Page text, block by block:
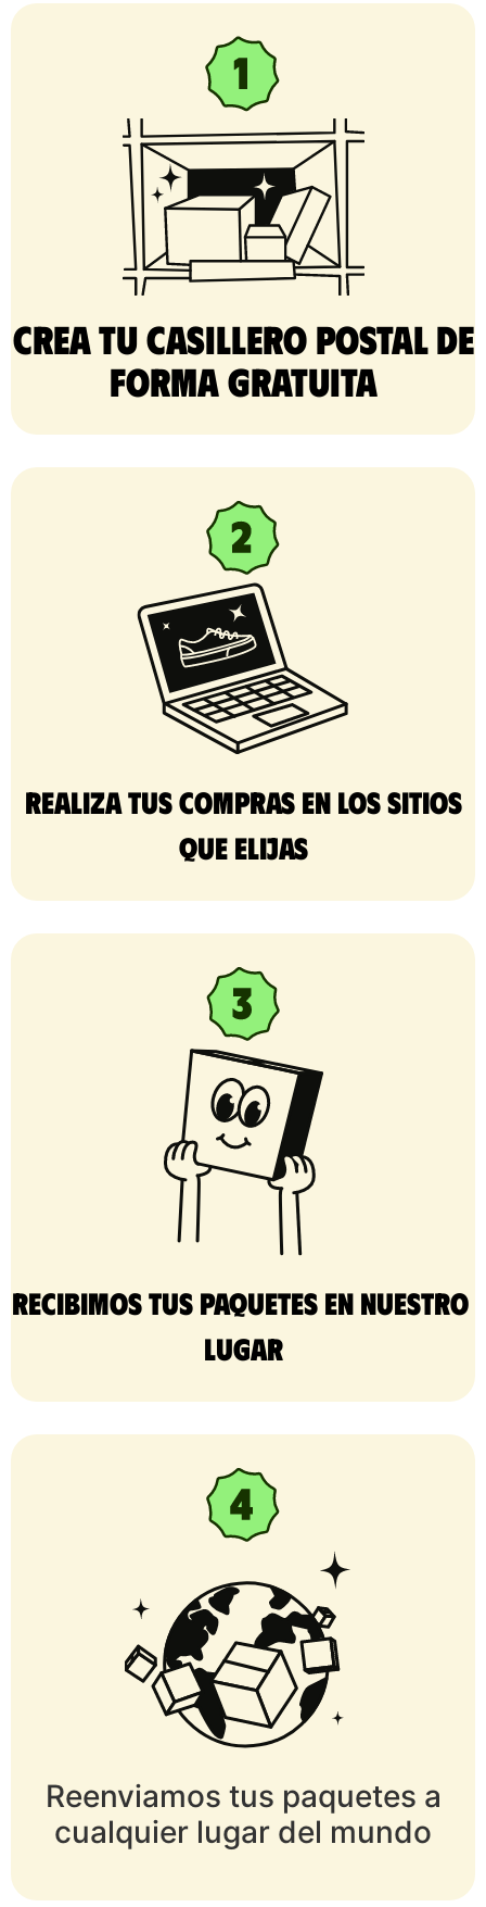
Crea tu casillero postal de
forma gratuita​
Realiza tus compras en los sitios
que elijas
Recibimos tus paquetes en nuestro
lugar
Reenviamos tus paquetes a
cualquier lugar del mundo